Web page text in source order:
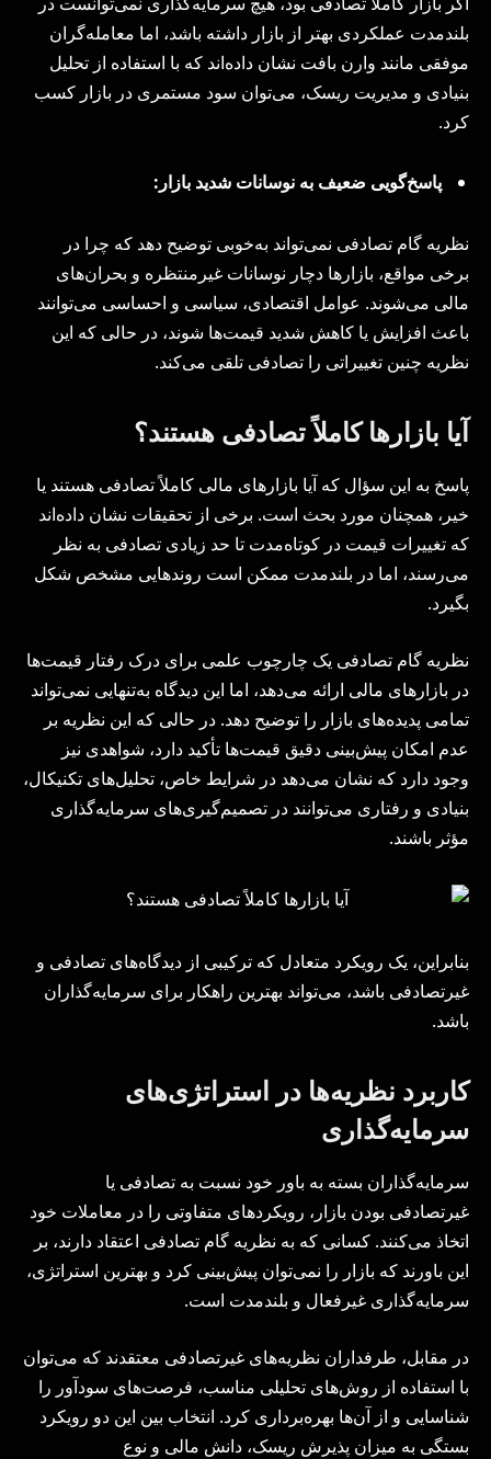
بلندمدت عملکردی بهتر از بازار داشته باشد، اما معامله‌گران
موفقی مانند وارن بافت نشان داده‌اند که با استفاده از تحلیل
بنیادی و مدیریت ریسک، می‌توان سود مستمری در بازار کسب
کرد.
پاسخ‌گویی ضعیف به نوسانات شدید بازار:
نظریه گام تصادفی نمی‌تواند به‌خوبی توضیح دهد که چرا در
برخی مواقع، بازارها دچار نوسانات غیرمنتظره و بحران‌های
مالی می‌شوند. عوامل اقتصادی، سیاسی و احساسی می‌توانند
باعث افزایش یا کاهش شدید قیمت‌ها شوند، در حالی که این
نظریه چنین تغییراتی را تصادفی تلقی می‌کند.
آیا بازارها کاملاً تصادفی هستند؟
پاسخ به این سؤال که آیا بازارهای مالی کاملاً تصادفی هستند یا
خیر، همچنان مورد بحث است. برخی از تحقیقات نشان داده‌اند
که تغییرات قیمت در کوتاه‌مدت تا حد زیادی تصادفی به نظر
می‌رسند، اما در بلندمدت ممکن است روندهایی مشخص شکل
بگیرد.
نظریه گام تصادفی یک چارچوب علمی برای درک رفتار قیمت‌ها
در بازارهای مالی ارائه می‌دهد، اما این دیدگاه به‌تنهایی نمی‌تواند
تمامی پدیده‌های بازار را توضیح دهد. در حالی که این نظریه بر
عدم امکان پیش‌بینی دقیق قیمت‌ها تأکید دارد، شواهدی نیز
وجود دارد که نشان می‌دهد در شرایط خاص، تحلیل‌های تکنیکال،
بنیادی و رفتاری می‌توانند در تصمیم‌گیری‌های سرمایه‌گذاری
مؤثر باشند.
بنابراین، یک رویکرد متعادل که ترکیبی از دیدگاه‌های تصادفی و
غیرتصادفی باشد، می‌تواند بهترین راهکار برای سرمایه‌گذاران
باشد.
کاربرد نظریه‌ها در استراتژی‌های
سرمایه‌گذاری
سرمایه‌گذاران بسته به باور خود نسبت به تصادفی یا
غیرتصادفی بودن بازار، رویکردهای متفاوتی را در معاملات خود
اتخاذ می‌کنند. کسانی که به نظریه گام تصادفی اعتقاد دارند، بر
این باورند که بازار را نمی‌توان پیش‌بینی کرد و بهترین استراتژی،
سرمایه‌گذاری غیرفعال و بلندمدت است.
در مقابل، طرفداران نظریه‌های غیرتصادفی معتقدند که می‌توان
با استفاده از روش‌های تحلیلی مناسب، فرصت‌های سودآور را
شناسایی و از آن‌ها بهره‌برداری کرد. انتخاب بین این دو رویکرد
بستگی به میزان پذیرش ریسک، دانش مالی و نوع